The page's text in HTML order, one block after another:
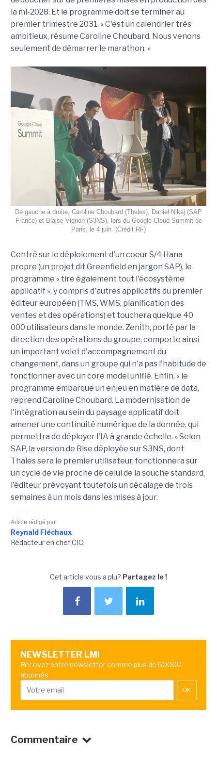
la mi-2028. Et le programme doit se terminer au
premier trimestre 2031. « C'est un calendrier très
ambitieux, résume Caroline Choubard. Nous venons
seulement de démarrer le marathon. »
De gauche à droite, Caroline Choubard (Thales), Daniel Nikaj (SAP
France) et Blaise Vignon (S3NS), lors du Google Cloud Summit de
Paris, le 4 juin. (Crédit RF)
Centré sur le déploiement d'un coeur S/4 Hana
propre (un projet dit Greenfield en jargon SAP), le
programme « tire également tout l'écosystème
applicatif », y compris d'autres applicatifs du premier
éditeur européen (TMS, WMS, planification des
ventes et des opérations) et touchera quelque 40
000 utilisateurs dans le monde. Zenith, porté par la
direction des opérations du groupe, comporte ainsi
un important volet d'accompagnement du
changement, dans un groupe qui n'a pas l'habitude de
fonctionner avec un core model unifié. Enfin, « le
programme embarque un enjeu en matière de data,
reprend Caroline Choubard. La modernisation de
l'intégration au sein du paysage applicatif doit
amener une continuité numérique de la donnée, qui
permettra de déployer l'IA à grande échelle. » Selon
SAP, la version de Rise déployée sur S3NS, dont
Thales sera le premier utilisateur, fonctionnera sur
un cycle de vie proche de celui de la souche standard,
l'éditeur prévoyant toutefois un décalage de trois
semaines à un mois dans les mises à jour.
Article rédigé par
Reynald Fléchaux
Rédacteur en chef CIO
Cet article vous a plu? Partagez le !
NEWSLETTER LMI
Recevez notre newsletter comme plus de 50000
abonnés
OK
Commentaire